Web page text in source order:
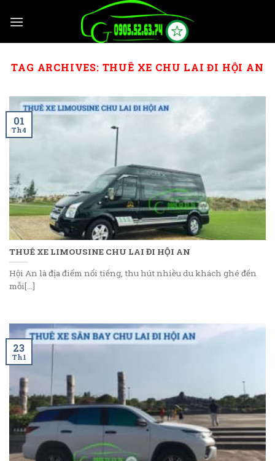
TAG ARCHIVES: THUÊ XE CHU LAI ĐI HỘI AN
THUÊ XE LIMOUSINE CHU LAI ĐI HỘI AN
Hội An là địa điểm nổi tiếng, thu hút nhiều du khách ghé đến
mỗi[...]
01
Th4
23
Th1